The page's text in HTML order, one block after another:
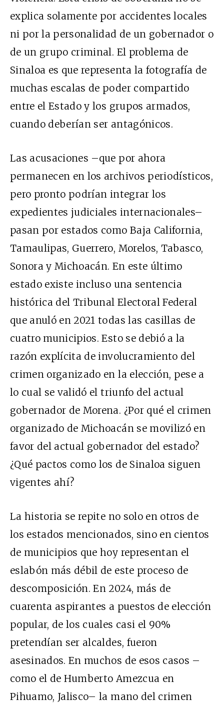
explica solamente por accidentes locales
ni por la personalidad de un gobernador o
de un grupo criminal. El problema de
Sinaloa es que representa la fotografía de
muchas escalas de poder compartido
entre el Estado y los grupos armados,
cuando deberían ser antagónicos.
Las acusaciones –que por ahora
permanecen en los archivos periodísticos,
pero pronto podrían integrar los
expedientes judiciales internacionales–
pasan por estados como Baja California,
Tamaulipas, Guerrero, Morelos, Tabasco,
Sonora y Michoacán. En este último
estado existe incluso una sentencia
histórica del Tribunal Electoral Federal
que anuló en 2021 todas las casillas de
cuatro municipios. Esto se debió a la
razón explícita de involucramiento del
crimen organizado en la elección, pese a
lo cual se validó el triunfo del actual
gobernador de Morena. ¿Por qué el crimen
organizado de Michoacán se movilizó en
favor del actual gobernador del estado?
¿Qué pactos como los de Sinaloa siguen
vigentes ahí?
La historia se repite no solo en otros de
los estados mencionados, sino en cientos
de municipios que hoy representan el
eslabón más débil de este proceso de
descomposición. En 2024, más de
cuarenta aspirantes a puestos de elección
popular, de los cuales casi el 90%
pretendían ser alcaldes, fueron
asesinados. En muchos de esos casos –
como el de Humberto Amezcua en
Pihuamo, Jalisco– la mano del crimen